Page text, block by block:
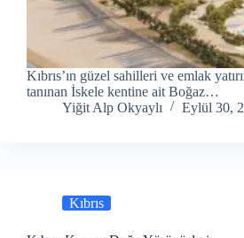
Kıbrıs’ın güzel sahilleri ve emlak
tanınan İskele kentine ait Boğaz…
Yiğit Alp Okyaylı
Eylül 30,
Kıbrıs